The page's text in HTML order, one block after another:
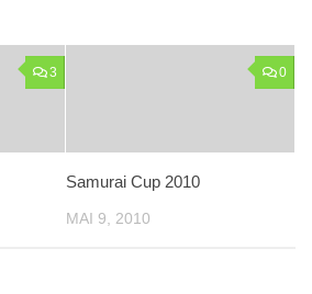
3 0
Samurai Cup 2010
MAI 9, 2010